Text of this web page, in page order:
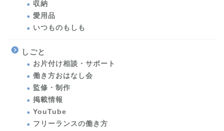
収納
愛用品
いつものもしも
しごと
お片付け相談・サポート
働き方おはなし会
監修・制作
掲載情報
YouTube
フリーランスの働き方